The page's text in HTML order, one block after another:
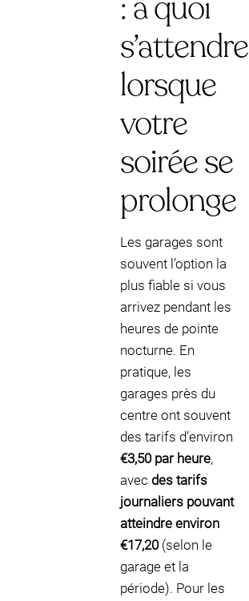
s’attendre
lorsque
votre
soirée se
prolonge
Les garages sont
souvent l’option la
plus fiable si vous
arrivez pendant les
heures de pointe
nocturne. En
pratique, les
garages près du
centre ont souvent
des tarifs d’environ
€3,50 par heure,
avec des tarifs
journaliers pouvant
atteindre environ
€17,20(selon le
garage et la
période). Pour les